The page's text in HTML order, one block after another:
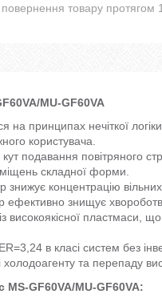
повернення товару протягом
MU-GF60VA
на принципах нечіткої
користувача.
подавання повітряного
складної форми.
концентрацію вільних
знищує
високоякісної пластмаси,
в класі систем без
холодоагенту та перепаду
GF60VA/MU-GF60VA: